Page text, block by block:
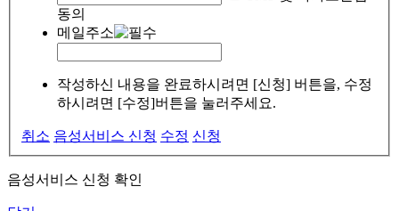
동의
메일주소
작성하신 내용을 완료하시려면 [신청] 버튼을, 수정
하시려면 [수정]버튼을 눌러주세요.
취소 음성서비스 신청 수정 신청
음성서비스 신청 확인